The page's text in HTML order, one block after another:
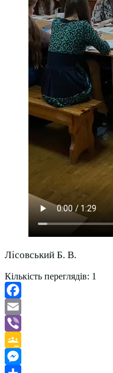
Лісовський Б. В.
Кількість переглядів: 1
Facebook
Email
Viber
Google